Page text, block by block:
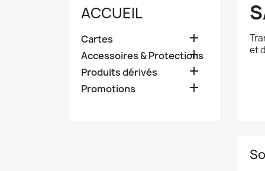
ACCUEIL
Cartes 
Accessoires & Protections

Produits dérivés 
Promotions 
et